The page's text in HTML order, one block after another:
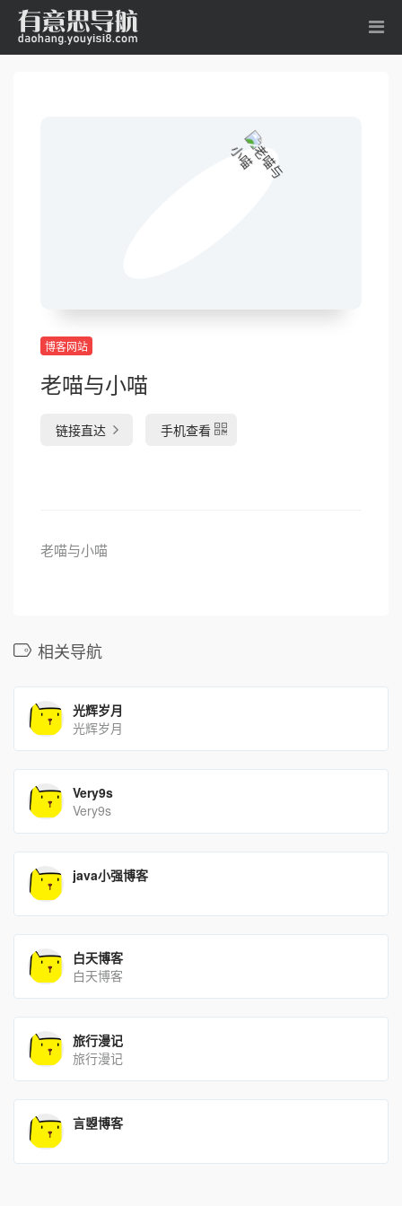
博客网站
老喵与小喵
链接直达 手机查看
老喵与小喵
相关导航
光辉岁月
光辉岁月
Very9s
Very9s
java小强博客
白天博客
白天博客
旅行漫记
旅行漫记
言曌博客